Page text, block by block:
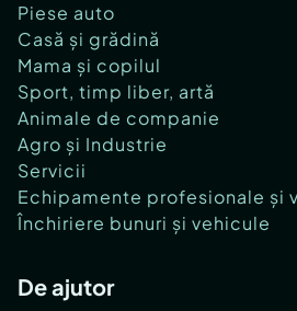
Piese auto
Casă și grădină
Mama și copilul
Sport, timp liber, artă
Animale de companie
Agro și Industrie
Servicii
Echipamente profesionale și
Închiriere bunuri și vehicule
De ajutor